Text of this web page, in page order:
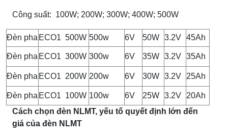
Công suất: 100W; 200W; 300W; 400W; 500W
Đèn pha ECO1 500W 500w 6V 50W 3.2V 45Ah
Đèn pha ECO1 300W 300w 6V 35W 3.2V 35Ah
Đèn pha ECO1 200W 200w 6V 30W 3.2V 25Ah
Đèn pha ECO1 100W 100w 6V 25W 3.2V
20Ah
Cách chọn đèn NLMT, yếu tố quyết định lớn đến
giá của đèn NLMT